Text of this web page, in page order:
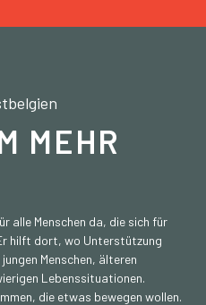
MEHR
alle Menschen da, die sich für
hilft dort, wo Unterstützung
Menschen, älteren
Lebenssituationen.
die etwas bewegen wollen.